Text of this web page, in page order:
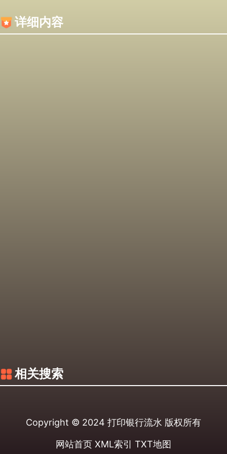
详细内容
相关搜索
Copyright © 2024 打印银行流水 版权所有
网站首页 XML索引 TXT地图